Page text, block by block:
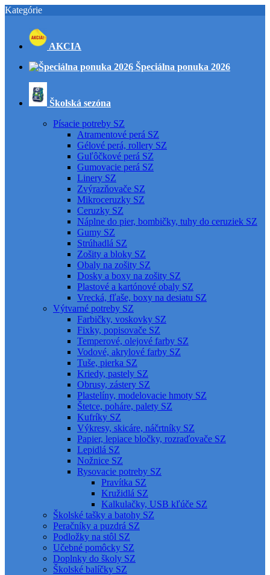
Kategórie
AKCIA
Špeciálna ponuka 2026
Školská sezóna
Písacie potreby SZ
Atramentové perá SZ
Gélové perá, rollery SZ
Guľôčkové perá SZ
Gumovacie perá SZ
Linery SZ
Zvýrazňovače SZ
Mikroceruzky SZ
Ceruzky SZ
Náplne do pier, bombičky, tuhy do ceruziek SZ
Gumy SZ
Strúhadlá SZ
Zošity a bloky SZ
Obaly na zošity SZ
Dosky a boxy na zošity SZ
Plastové a kartónové obaly SZ
Vrecká, fľaše, boxy na desiatu SZ
Výtvarné potreby SZ
Farbičky, voskovky SZ
Fixky, popisovače SZ
Temperové, olejové farby SZ
Vodové, akrylové farby SZ
Tuše, pierka SZ
Kriedy, pastely SZ
Obrusy, zástery SZ
Plastelíny, modelovacie hmoty SZ
Štetce, poháre, palety SZ
Kufríky SZ
Výkresy, skicáre, náčrtníky SZ
Papier, lepiace bločky, rozraďovače SZ
Lepidlá SZ
Nožnice SZ
Rysovacie potreby SZ
Pravítka SZ
Kružidlá SZ
Kalkulačky, USB kľúče SZ
Školské tašky a batohy SZ
Peračníky a puzdrá SZ
Podložky na stôl SZ
Učebné pomôcky SZ
Doplnky do školy SZ
Školské balíčky SZ